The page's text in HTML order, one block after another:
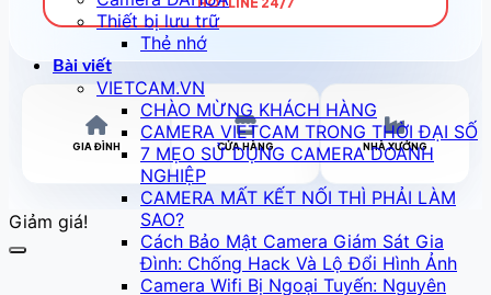
Thiết bị lưu trữ
Thẻ nhớ
Bài viết
VIETCAM.VN
CHÀO MỪNG KHÁCH HÀNG
CAMERA VIETCAM TRONG THỜI ĐẠI SỐ
7 MẸO SỬ DỤNG CAMERA DOANH
NGHIỆP
CAMERA MẤT KẾT NỐI THÌ PHẢI LÀM
SAO?
Cách Bảo Mật Camera Giám Sát Gia
Đình: Chống Hack Và Lộ Đổi Hình Ảnh
Camera Wifi Bị Ngoại Tuyến: Nguyên
GIA ĐÌNH CỬA HÀNG NHÀ XƯỞNG
Giảm giá!